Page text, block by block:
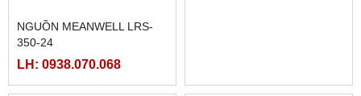
FATEK FBS-40MCR2-AC
LH: 0938.070.068 LH: 0938.070.068